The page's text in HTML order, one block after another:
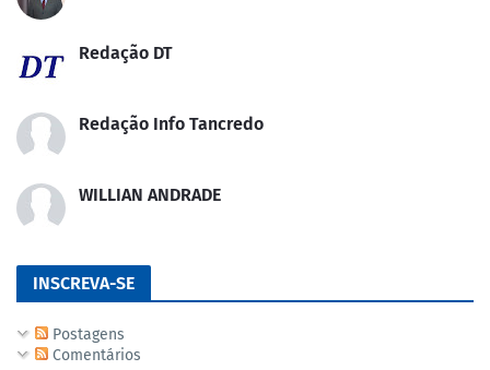
Redação DT
Redação Info Tancredo
WILLIAN ANDRADE
INSCREVA-SE
Postagens
Comentários